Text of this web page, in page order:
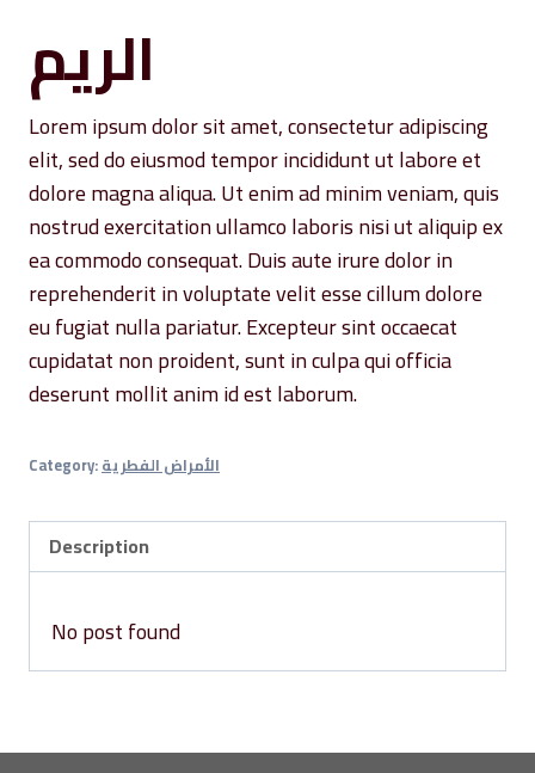
الريم
Lorem ipsum dolor sit amet, consectetur adipiscing
elit, sed do eiusmod tempor incididunt ut labore et
dolore magna aliqua. Ut enim ad minim veniam, quis
nostrud exercitation ullamco laboris nisi ut aliquip ex
ea commodo consequat. Duis aute irure dolor in
reprehenderit in voluptate velit esse cillum dolore
eu fugiat nulla pariatur. Excepteur sint occaecat
cupidatat non proident, sunt in culpa qui officia
deserunt mollit anim id est laborum.
Category:الأمراض الفطرية
Description
No post found